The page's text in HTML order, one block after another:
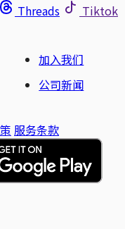
Threads
Tiktok
加入我们
公司新闻
服务条款